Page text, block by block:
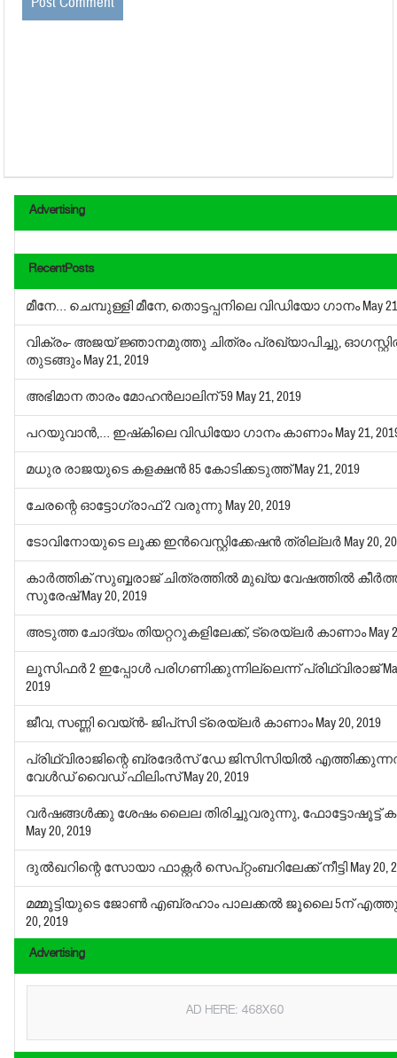
Advertising
RecentPosts
മീനേ… ചെമ്പുള്ളി മീനേ, തൊട്ടപ്പനിലെ വിഡിയോ ഗാനംMay
വിക്രം- അജയ് ജ്ഞാനമുത്തു ചിത്രം പ്രഖ്യാപിച്ചു,
തുടങ്ങുംMay 21, 2019
അഭിമാന താരം മോഹന്‍ലാലിന് 59 May 21, 2019
പറയുവാന്‍,… ഇഷ്‌കിലെ വിഡിയോ ഗാനം കാണാംMay 21,
മധുര രാജയുടെ കളക്ഷന്‍ 85 കോടിക്കടുത്ത്May 21, 2019
ചേരന്റെ ഓട്ടോഗ്രാഫ് 2 വരുന്നു May 20, 2019
ടോവിനോയുടെ ലൂക്ക ഇന്‍വെസ്റ്റിക്കേഷന്‍ ത്രില്ലര്‍ May 20,
കാര്‍ത്തിക് സുബ്ബരാജ് ചിത്രത്തില്‍ മുഖ്യ വേഷത്തില്‍
സുരേഷ്May 20, 2019
അടുത്ത ചോദ്യം തിയറ്ററുകളിലേക്ക്, ട്രെയ്‌ലര്‍ കാണാംMay
ലൂസിഫര്‍ 2 ഇപ്പോള്‍ പരിഗണിക്കുന്നില്ലെന്ന് പ്രിഥ്വിരാജ്
2019
ജീവ, സണ്ണി വെയ്ന്‍- ജിപ്‌സി ട്രെയ്‌ലര്‍ കാണാംMay 20, 2019
പ്രിഥ്വിരാജിന്റെ ബ്രദേര്‍സ് ഡേ ജിസിസിയില്‍
വേള്‍ഡ് വൈഡ് ഫിലിംസ്May 20, 2019
വര്‍ഷങ്ങള്‍ക്കു ശേഷം ലൈല തിരിച്ചുവരുന്നു, ഫോട്ടോഷൂട്ട്
May 20, 2019
ദുല്‍ഖറിന്റെ സോയാ ഫാക്റ്റര്‍ സെപ്റ്റംബറിലേക്ക് നീട്ടി May 20,
മമ്മൂട്ടിയുടെ ജോണ്‍ എബ്രഹാം പാലക്കല്‍ ജൂലൈ 5ന്
20, 2019
Advertising
AD HERE: 468X60